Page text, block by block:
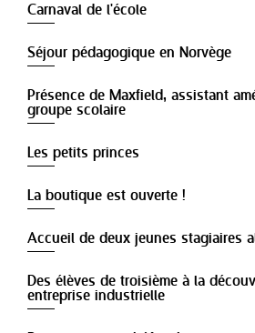
Carnaval de l'école
Séjour pédagogique en Norvège
Présence de Maxfield, assistant
groupe scolaire
Les petits princes
La boutique est ouverte !
Accueil de deux jeunes stagiaires
Des élèves de troisième à la
entreprise industrielle